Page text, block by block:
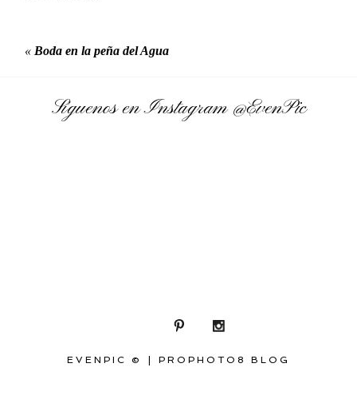
« Boda en la peña del Agua
Síguenos en Instagram@EvenPic
EVENPIC © PROPHOTO8 BLOG